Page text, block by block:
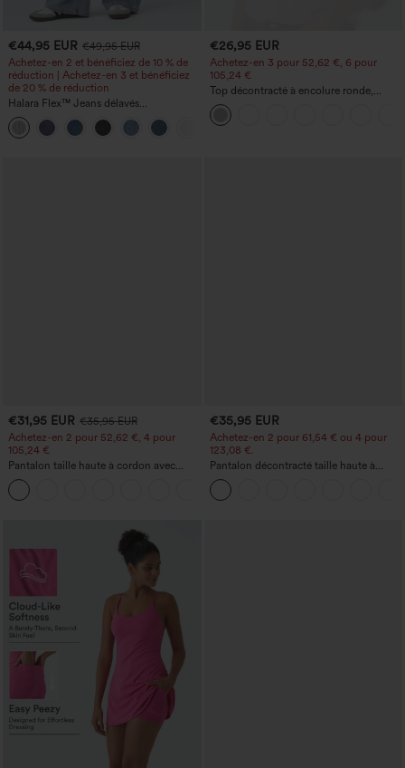
€44,95 EUR €49,95 EUR
Achetez-en 2 et bénéficiez de 10 % de
réduction | Achetez-en 3 et bénéficiez
de 20 % de réduction
Halara Flex™ Jeans délavés
décontractés, coupe baggy à jambe
large, taille basse asymétrique, poches
zippées
€26,95 EUR
Achetez-en 3 pour 52,62 €, 6 pour
105,24 €
Top décontracté à encolure ronde,
manches chauve-souris et coupe ample
€31,95 EUR €35,95 EUR
Achetez-en 2 pour 52,62 €, 4 pour
105,24 €
Pantalon taille haute à cordon avec
poches, jambe large et coupe ample,
style décontracté, effet lin
€35,95 EUR
Achetez-en 2 pour 61,54 € ou 4 pour
123,08 €.
Pantalon décontracté taille haute à
jambe droite, effet lin, avec poches